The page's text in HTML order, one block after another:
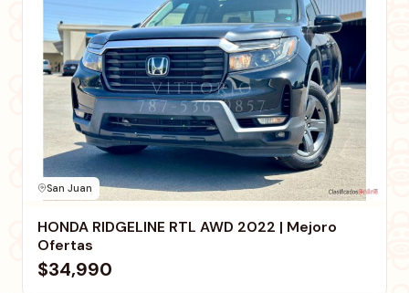
San Juan
HONDA RIDGELINE RTL AWD 2022 | Mejoro
Ofertas
$34,990